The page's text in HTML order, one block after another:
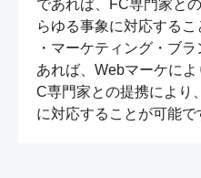
であれば、FC専門家と
らゆる事象に対応するこ
・マーケティング・ブ
あれば、Webマーケに
C専門家との提携により